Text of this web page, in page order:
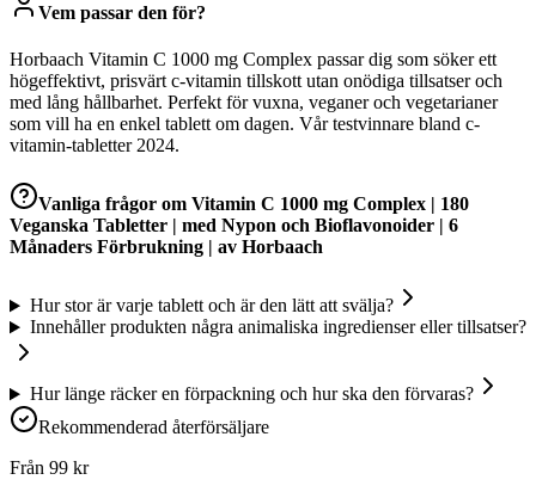
Vem passar den för?
Horbaach Vitamin C 1000 mg Complex passar dig som söker ett
högeffektivt, prisvärt c-vitamin tillskott utan onödiga tillsatser och
med lång hållbarhet. Perfekt för vuxna, veganer och vegetarianer
som vill ha en enkel tablett om dagen. Vår testvinnare bland c-
vitamin-tabletter 2024.
Vanliga frågor om Vitamin C 1000 mg Complex | 180
Veganska Tabletter | med Nypon och Bioflavonoider | 6
Månaders Förbrukning | av Horbaach
Hur stor är varje tablett och är den lätt att svälja?
Innehåller produkten några animaliska ingredienser eller tillsatser?
Hur länge räcker en förpackning och hur ska den förvaras?
Rekommenderad återförsäljare
Från 99 kr